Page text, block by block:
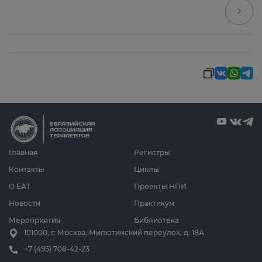
Главная
О ЕАТ
Новости
Мероприятия
Циклы
Проекты НПИ
Практикум
Библиотека
Регистры
Контакты
101000, г. Москва, Милютинский переулок, д. 18А
+7 (495) 708-42-23